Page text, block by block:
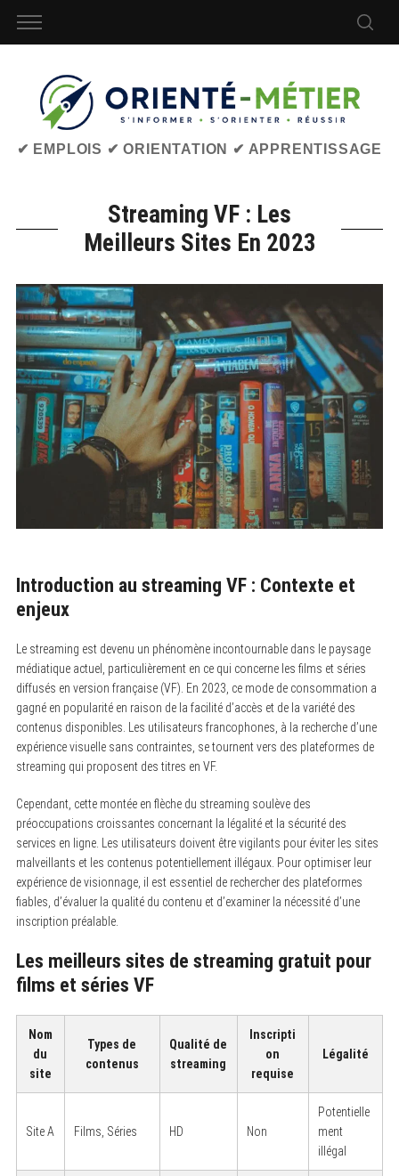
✔ EMPLOIS ✔ ORIENTATION ✔ APPRENTISSAGE
Streaming VF : Les
Meilleurs Sites En 2023
Introduction au streaming VF : Contexte et
enjeux
Le streaming est devenu un phénomène incontournable dans le paysage
médiatique actuel, particulièrement en ce qui concerne les films et séries
diffusés en version française (VF). En 2023, ce mode de consommation a
gagné en popularité en raison de la facilité d’accès et de la variété des
contenus disponibles. Les utilisateurs francophones, à la recherche d’une
expérience visuelle sans contraintes, se tournent vers des plateformes de
streaming qui proposent des titres en VF.
Cependant, cette montée en flèche du streaming soulève des
préoccupations croissantes concernant la légalité et la sécurité des
services en ligne. Les utilisateurs doivent être vigilants pour éviter les sites
malveillants et les contenus potentiellement illégaux. Pour optimiser leur
expérience de visionnage, il est essentiel de rechercher des plateformes
fiables, d’évaluer la qualité du contenu et d’examiner la nécessité d’une
inscription préalable.
Les meilleurs sites de streaming gratuit pour
films et séries VF
Nom
du
site
Types de
contenus
Qualité de
streaming
Inscripti
on
requise
Légalité
Site A Films, Séries HD Non
Potentielle
ment
illégal